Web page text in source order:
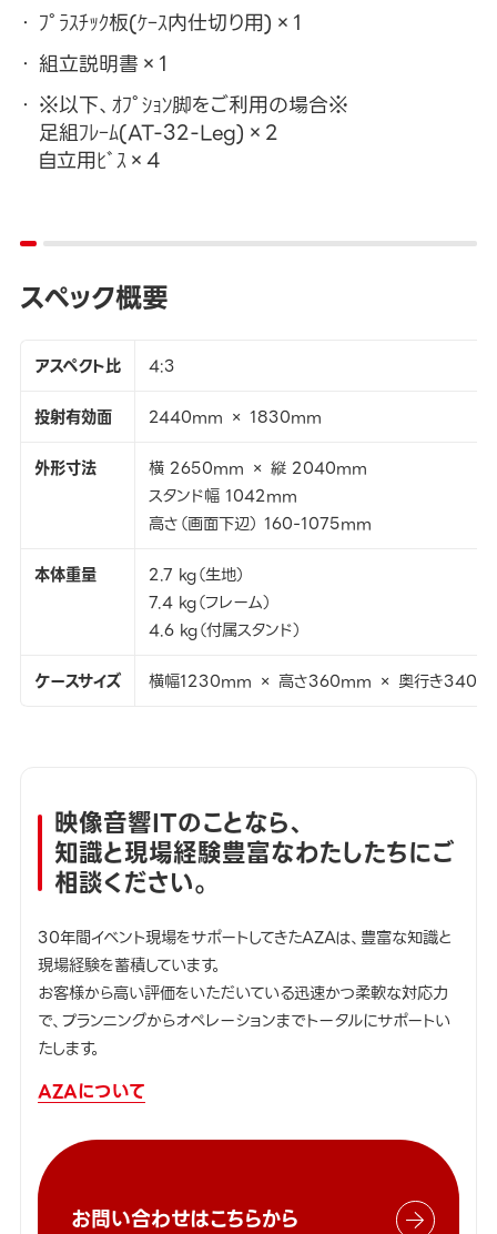
ﾌﾟﾗｽﾁｯｸ板(ｹｰｽ内仕切り用)×1
組立説明書×1
※以下、ｵﾌﾟｼｮﾝ脚をご利用の場合※
足組ﾌﾚｰﾑ(AT-32-Leg)×2
自立用ﾋﾞｽ×4
スペック概要
アスペクト比
4:3
投射有効面
2440mm × 1830mm
外形寸法
横 2650mm × 縦 2040mm
スタンド幅 1042mm
高さ（画面下辺） 160-1075mm
本体重量
2.7 kg（生地）
7.4 kg（フレーム）
4.6 kg（付属スタンド）
ケースサイズ
横幅1230mm × 高さ360mm × 奥行き
映像音響ITのことなら、
知識と現場経験豊富なわたしたちにご
相談ください。
30年間イベント現場をサポートしてきたAZAは、豊富な知識と
現場経験を蓄積しています。
お客様から高い評価をいただいている迅速かつ柔軟な対応力
で、プランニングからオペレーションまでトータルにサポートい
たします。
AZAについて
お問い合わせはこちらから